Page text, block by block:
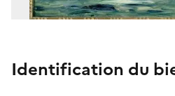
Identification du